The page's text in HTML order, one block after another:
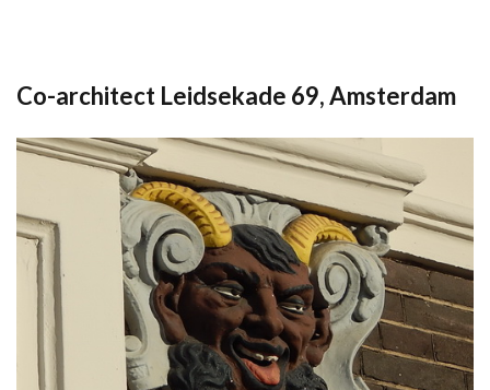
Co-architect Leidsekade 69, Amsterdam